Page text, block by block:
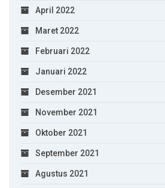
April 2022
Maret 2022
Februari 2022
Januari 2022
Desember 2021
November 2021
Oktober 2021
September 2021
Agustus 2021